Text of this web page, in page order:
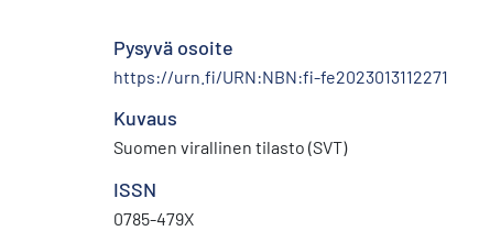
Pysyvä osoite
https://urn.fi/URN:NBN:fi-fe2023013112271
Kuvaus
Suomen virallinen tilasto (SVT)
ISSN
0785-479X